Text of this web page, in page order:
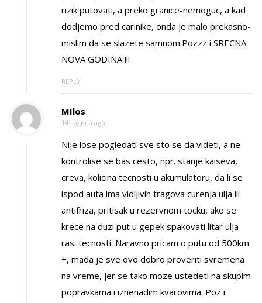
rizik putovati, a preko granice-nemoguc, a kad
dodjemo pred carinike, onda je malo prekasno-
mislim da se slazete samnom.Pozzz i SRECNA
NOVA GODINA !!!
REPLY
MIlos
14 година ago
Nije lose pogledati sve sto se da videti, a ne
kontrolise se bas cesto, npr. stanje kaiseva,
creva, kolicina tecnosti u akumulatoru, da li se
ispod auta ima vidljivih tragova curenja ulja ili
antifriza, pritisak u rezervnom tocku, ako se
krece na duzi put u gepek spakovati litar ulja
ras. tecnosti. Naravno pricam o putu od 500km
+, mada je sve ovo dobro proveriti svremena
na vreme, jer se tako moze ustedeti na skupim
popravkama i iznenadim kvarovima. Poz i